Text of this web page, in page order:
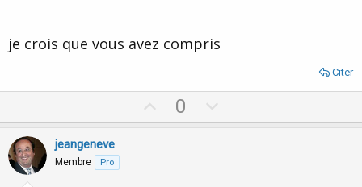
je crois que vous avez compris
Citer
p
0
o
jeangeneve
Membre Pro